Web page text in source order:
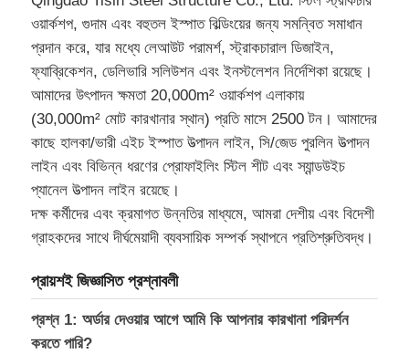
ওয়ার্কশপ, গুদাম এবং বহুতল ইস্পাত বিল্ডিংয়ের জন্য সমন্বিত সমাধান
প্রদান করে, যার মধ্যে লেআউট পরামর্শ, স্ট্রাকচারাল ডিজাইন,
ফ্যাব্রিকেশন, ডেলিভারি সলিউশন এবং ইনস্টলেশন নির্দেশিকা রয়েছে।
আমাদের উৎপাদন ক্ষমতা 20,000m² ওয়ার্কশপ এলাকায়
(30,000m² মোট কারখানার স্থান) প্রতি মাসে 2500 টন। আমাদের
কাছে হালকা/ভারী এইচ ইস্পাত উত্পাদন লাইন, সি/জেড পুরলিন উত্পাদন
লাইন এবং বিভিন্ন ধরণের প্রোফাইলিং স্টিল শীট এবং স্যান্ডউইচ
প্যানেল উত্পাদন লাইন রয়েছে।
দক্ষ কর্মীদের এবং ক্রমাগত উন্নতির মাধ্যমে, আমরা দেশীয় এবং বিদেশী
গ্রাহকদের সাথে দীর্ঘমেয়াদী ব্যবসায়িক সম্পর্ক স্থাপনে প্রতিশ্রুতিবদ্ধ।
প্রায়শই জিজ্ঞাসিত প্রশ্নাবলী
প্রশ্ন 1: অর্ডার দেওয়ার আগে আমি কি আপনার কারখানা পরিদর্শন
করতে পারি?